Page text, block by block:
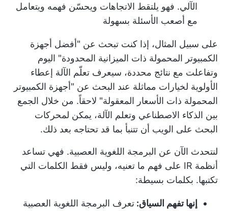
الآلي. فهو يلتقط الاتجاهات ويحسّن فهمه ويتعامل
مع أصعب الأسئلة بسهولة
على سبيل المثال، إذا كنت تبحث عن "أفضل أجهزة
الكمبيوتر المحمولة ذات الميزانية المحدودة" اليوم
وتفاعلت مع نتائج محددة، سيعرف تعلّم الآلة إعطاء
الأولوية لخيارات مماثلة عند البحث عن "أجهزة الكمبيوتر
المحمولة ذات الأسعار المعقولة" لاحقاً. من خلال الجمع
بين الذكاء الاصطناعي وتعلم الآلة، يمكن لمحركات
البحث على الويب أن تتنبأ بما قد تحتاجه بعد ذلك.
لنتحدث الآن عن البرمجة اللغوية العصبية. فهي تساعد
أنظمة IR على فهم ما تعنيه، وليس فقط الكلمات التي
تكتبها. بكلمات بسيطة:
إنها تفهم السياق: تعرف البرمجة اللغوية العصبية